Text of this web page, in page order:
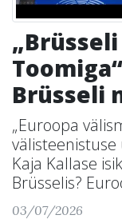
Brüsseli
„Euroopa
Kaja Kallase
Brüsselis?
03/07/2026